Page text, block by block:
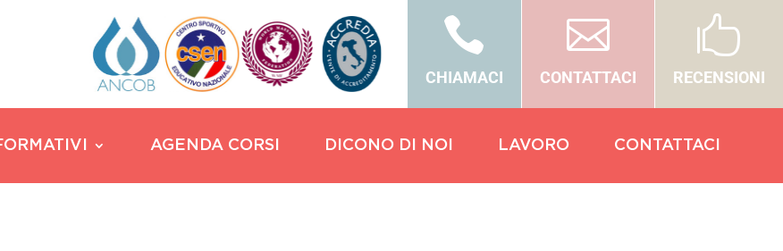

CHIAMACI

CONTATTACI

RECENSIONI
AGENDA CORSI DICONO DI NOI LAVORO CONTATTACI